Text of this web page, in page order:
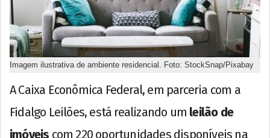
Imagem ilustrativa de ambiente residencial. Foto: StockSnap/Pixabay
A Caixa Econômica Federal, em parceria com a
Fidalgo Leilões, está realizando um leilão de
imóveis com 220 oportunidades disponíveis na